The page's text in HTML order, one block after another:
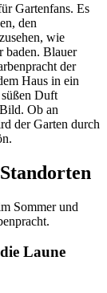
Gartenfans. Es
den
wie
baden. Blauer
der
Haus in ein
Duft
Ob an
der Garten durch
Sommer und
Laune